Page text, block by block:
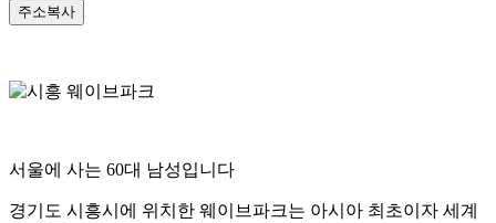
주소복사
서울에 사는 60대 남성입니다
경기도 시흥시에 위치한 웨이브파크는 아시아 최초이자 세계